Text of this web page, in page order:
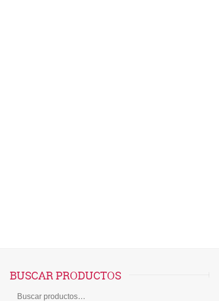
BUSCAR PRODUCTOS
Buscar